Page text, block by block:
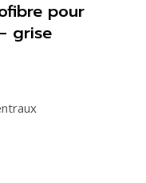
pour
grise